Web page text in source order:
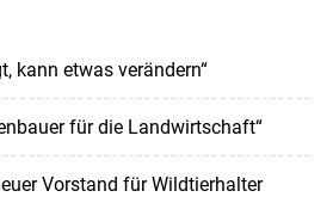
kann etwas verändern“
für die Landwirtschaft“
Vorstand für Wildtierhalter